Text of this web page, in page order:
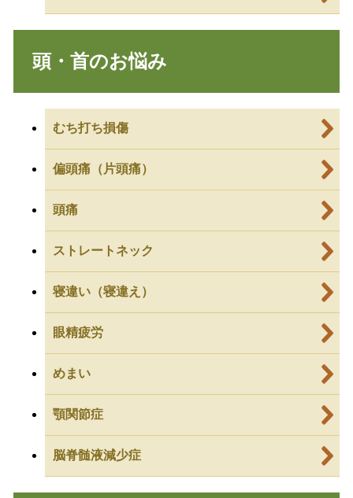
頭・首のお悩み
むち打ち損傷
偏頭痛（片頭痛）
頭痛
ストレートネック
寝違い（寝違え）
眼精疲労
めまい
顎関節症
脳脊髄液減少症